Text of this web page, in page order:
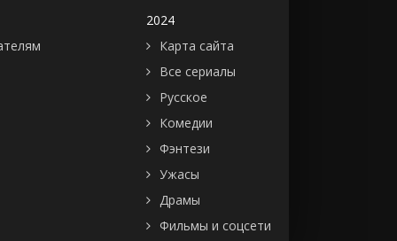
2024
Карта сайта
Все сериалы
Русское
Комедии
Фэнтези
Ужасы
Драмы
Фильмы и соцсети